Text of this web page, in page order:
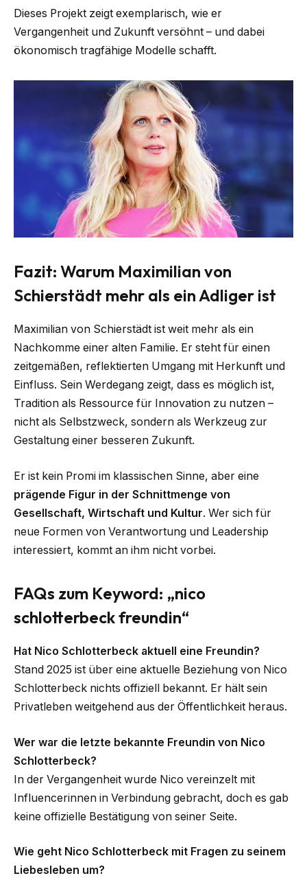
Dieses Projekt zeigt exemplarisch, wie er
Vergangenheit und Zukunft versöhnt – und dabei
ökonomisch tragfähige Modelle schafft.
Fazit: Warum Maximilian von
Schierstädt mehr als ein Adliger ist
Maximilian von Schierstädt ist weit mehr als ein
Nachkomme einer alten Familie. Er steht für einen
zeitgemäßen, reflektierten Umgang mit Herkunft und
Einfluss. Sein Werdegang zeigt, dass es möglich ist,
Tradition als Ressource für Innovation zu nutzen –
nicht als Selbstzweck, sondern als Werkzeug zur
Gestaltung einer besseren Zukunft.
Er ist kein Promi im klassischen Sinne, aber eine
prägende Figur in der Schnittmenge von
Gesellschaft, Wirtschaft und Kultur. Wer sich für
neue Formen von Verantwortung und Leadership
interessiert, kommt an ihm nicht vorbei.
FAQs zum Keyword: „nico
schlotterbeck freundin“
Hat Nico Schlotterbeck aktuell eine Freundin?
Stand 2025 ist über eine aktuelle Beziehung von Nico
Schlotterbeck nichts offiziell bekannt. Er hält sein
Privatleben weitgehend aus der Öffentlichkeit heraus.
Wer war die letzte bekannte Freundin von Nico
Schlotterbeck?
In der Vergangenheit wurde Nico vereinzelt mit
Influencerinnen in Verbindung gebracht, doch es gab
keine offizielle Bestätigung von seiner Seite.
Wie geht Nico Schlotterbeck mit Fragen zu seinem
Liebesleben um?